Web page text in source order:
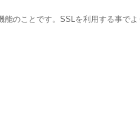
のことです。SSLを利用する事で